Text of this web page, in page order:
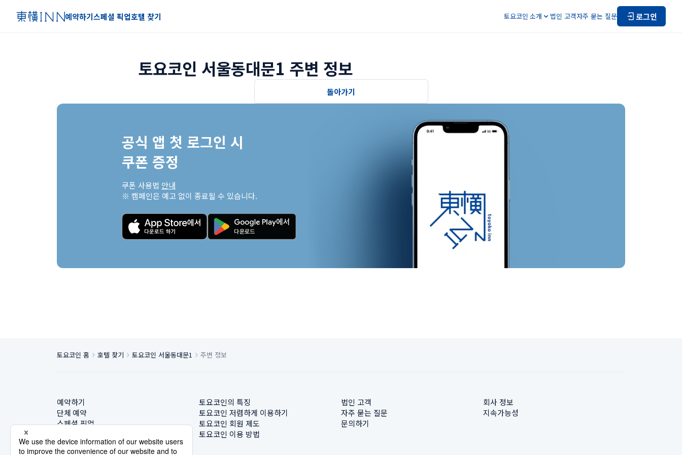
예약하기스페셜 픽업호텔 찾기 토요코인 소개 법인 고객자주 묻는 질문 로그인
토요코인 서울동대문1 주변 정보
돌아가기
공식 앱 첫 로그인 시
쿠폰 증정
쿠폰 사용법 안내
※ 캠페인은 예고 없이 종료될 수 있습니다.
토요코인 홈 호텔 찾기 토요코인 서울동대문1 주변 정보
예약하기
단체 예약
스페셜 픽업
토요코인의 특징
토요코인 저렴하게 이용하기
토요코인 회원 제도
토요코인 이용 방법
법인 고객
자주 묻는 질문
문의하기
회사 정보
지속가능성